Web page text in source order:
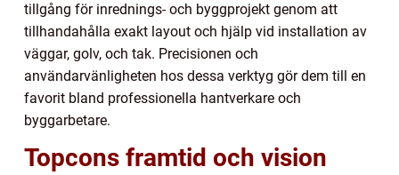
tillgång för inrednings- och byggprojekt genom att
tillhandahålla exakt layout och hjälp vid installation av
väggar, golv, och tak. Precisionen och
användarvänligheten hos dessa verktyg gör dem till en
favorit bland professionella hantverkare och
byggarbetare.
Topcons framtid och vision